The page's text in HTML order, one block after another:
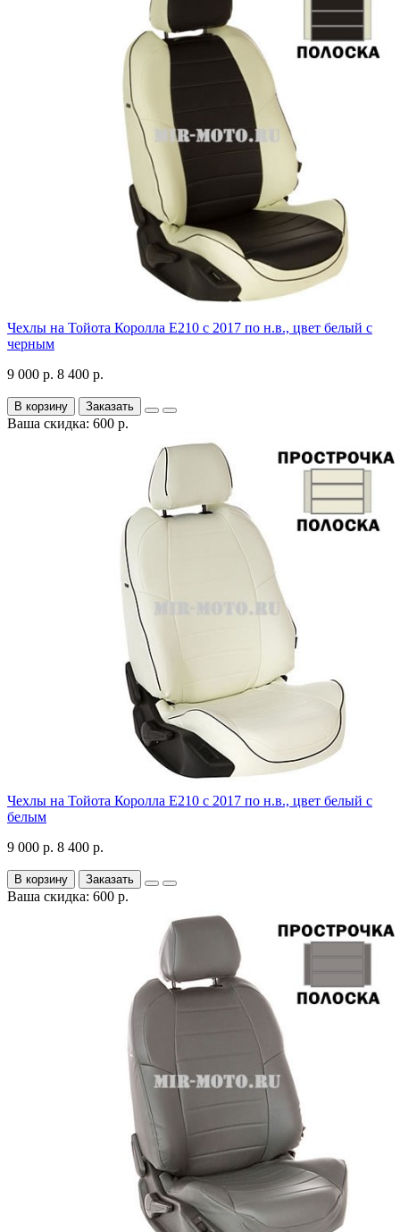
Чехлы на Тойота Королла Е210 с 2017 по н.в., цвет белый с
черным
9 000 р. 8 400 р.
В корзину Заказать
Ваша скидка: 600 р.
Чехлы на Тойота Королла Е210 с 2017 по н.в., цвет белый с
белым
9 000 р. 8 400 р.
В корзину Заказать
Ваша скидка: 600 р.